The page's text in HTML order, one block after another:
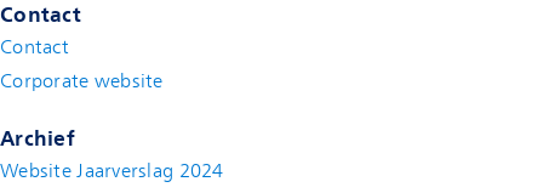
Contact
Contact
Corporate website
Archief
Website Jaarverslag 2024